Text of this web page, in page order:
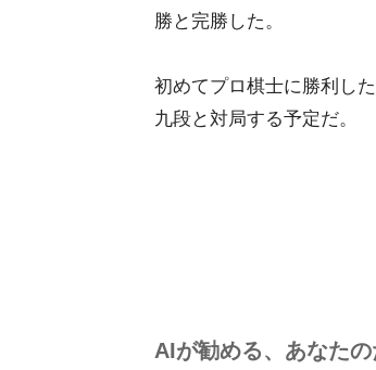
勝と完勝した。
初めてプロ棋士に勝利し
九段と対局する予定だ。
AIが勧める、あなた